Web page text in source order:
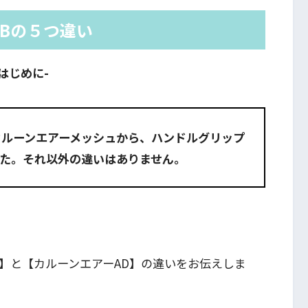
の５つ違い
じめに-
ーンエアーメッシュから、ハンドルグリップ
それ以外の違いはありません。
と【カルーンエアーAD】の違いをお伝えしま